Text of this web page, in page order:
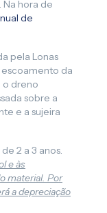
Na hora de
de
pela Lonas
da
o dreno
sobre a
e a sujeira
2 a 3 anos.
e às
material. Por
a depreciação